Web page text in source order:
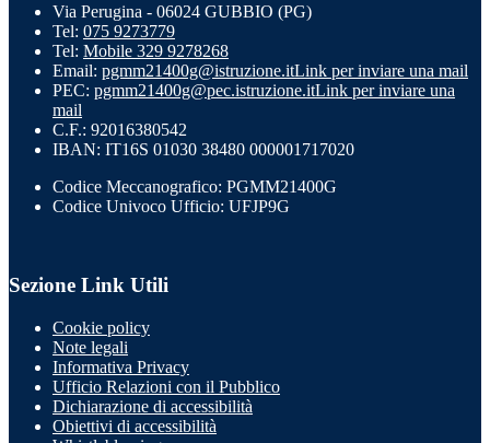
Via Perugina - 06024 GUBBIO (PG)
Tel: 075 9273779
Tel: Mobile 329 9278268
Email: pgmm21400g@istruzione.itLink per inviare una mail
PEC: pgmm21400g@pec.istruzione.itLink per inviare una
mail
C.F.: 92016380542
IBAN: IT16S 01030 38480 000001717020
Codice Meccanografico: PGMM21400G
Codice Univoco Ufficio: UFJP9G
Sezione Link Utili
Cookie policy
Note legali
Informativa Privacy
Ufficio Relazioni con il Pubblico
Dichiarazione di accessibilità
Obiettivi di accessibilità